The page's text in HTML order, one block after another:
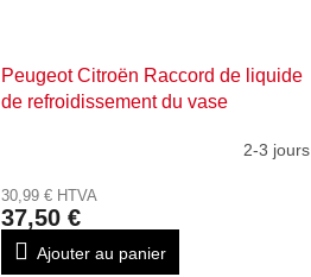
Peugeot Citroën Raccord de liquide
de refroidissement du vase
2-3 jours
30,99 € HTVA
37,50 €
Ajouter au panier